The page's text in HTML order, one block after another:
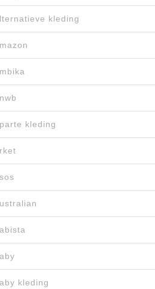
kleding
kleding
kleding